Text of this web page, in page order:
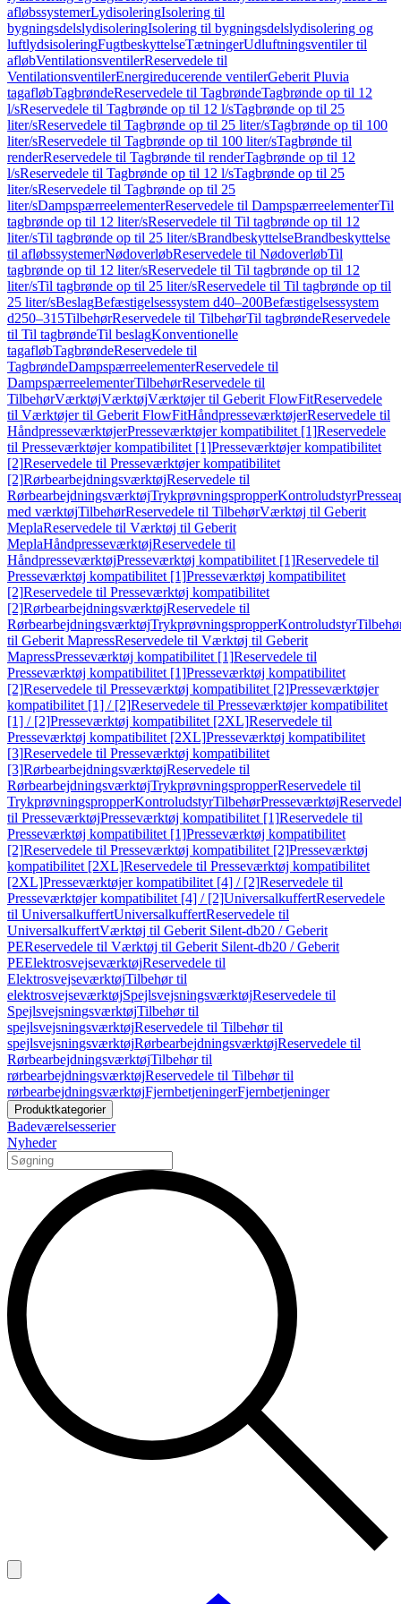
afløbssystemerLydisoleringIsolering til
bygningsdelslydisoleringIsolering til bygningsdelslydisolering og
luftlydsisoleringFugtbeskyttelseTætningerUdluftningsventiler til
afløbVentilationsventilerReservedele til
VentilationsventilerEnergireducerende ventilerGeberit Pluvia
tagafløbTagbrøndeReservedele til TagbrøndeTagbrønde op til 12
l/sReservedele til Tagbrønde op til 12 l/sTagbrønde op til 25
liter/sReservedele til Tagbrønde op til 25 liter/sTagbrønde op til 100
liter/sReservedele til Tagbrønde op til 100 liter/sTagbrønde til
renderReservedele til Tagbrønde til renderTagbrønde op til 12
l/sReservedele til Tagbrønde op til 12 l/sTagbrønde op til 25
liter/sReservedele til Tagbrønde op til 25
liter/sDampspærreelementerReservedele til DampspærreelementerTil
tagbrønde op til 12 liter/sReservedele til Til tagbrønde op til 12
liter/sTil tagbrønde op til 25 liter/sBrandbeskyttelseBrandbeskyttelse
til afløbssystemerNødoverløbReservedele til NødoverløbTil
tagbrønde op til 12 liter/sReservedele til Til tagbrønde op til 12
liter/sTil tagbrønde op til 25 liter/sReservedele til Til tagbrønde op til
25 liter/sBeslagBefæstigelsessystem d40–200Befæstigelsessystem
d250–315TilbehørReservedele til TilbehørTil tagbrøndeReservedele
til Til tagbrøndeTil beslagKonventionelle
tagafløbTagbrøndeReservedele til
TagbrøndeDampspærreelementerReservedele til
DampspærreelementerTilbehørReservedele til
TilbehørVærktøjVærktøjVærktøjer til Geberit FlowFitReservedele
til Værktøjer til Geberit FlowFitHåndpresseværktøjerReservedele til
HåndpresseværktøjerPresseværktøjer kompatibilitet [1]Reservedele
til Presseværktøjer kompatibilitet [1]Presseværktøjer kompatibilitet
[2]Reservedele til Presseværktøjer kompatibilitet
[2]RørbearbejdningsværktøjReservedele til
RørbearbejdningsværktøjTrykprøvningspropperKontroludstyr
med værktøjTilbehørReservedele til TilbehørVærktøj til Geberit
MeplaReservedele til Værktøj til Geberit
MeplaHåndpresseværktøjReservedele til
HåndpresseværktøjPresseværktøj kompatibilitet [1]Reservedele til
Presseværktøj kompatibilitet [1]Presseværktøj kompatibilitet
[2]Reservedele til Presseværktøj kompatibilitet
[2]RørbearbejdningsværktøjReservedele til
RørbearbejdningsværktøjTrykprøvningspropperKontroludstyr
til Geberit MapressReservedele til Værktøj til Geberit
MapressPresseværktøj kompatibilitet [1]Reservedele til
Presseværktøj kompatibilitet [1]Presseværktøj kompatibilitet
[2]Reservedele til Presseværktøj kompatibilitet [2]Presseværktøjer
kompatibilitet [1] / [2]Reservedele til Presseværktøjer kompatibilitet
[1] / [2]Presseværktøj kompatibilitet [2XL]Reservedele til
Presseværktøj kompatibilitet [2XL]Presseværktøj kompatibilitet
[3]Reservedele til Presseværktøj kompatibilitet
[3]RørbearbejdningsværktøjReservedele til
RørbearbejdningsværktøjTrykprøvningspropperReservedele til
TrykprøvningspropperKontroludstyrTilbehørPresseværktøj
til PresseværktøjPresseværktøj kompatibilitet [1]Reservedele til
Presseværktøj kompatibilitet [1]Presseværktøj kompatibilitet
[2]Reservedele til Presseværktøj kompatibilitet [2]Presseværktøj
kompatibilitet [2XL]Reservedele til Presseværktøj kompatibilitet
[2XL]Presseværktøjer kompatibilitet [4] / [2]Reservedele til
Presseværktøjer kompatibilitet [4] / [2]UniversalkuffertReservedele
til UniversalkuffertUniversalkuffertReservedele til
UniversalkuffertVærktøj til Geberit Silent-db20 / Geberit
PEReservedele til Værktøj til Geberit Silent-db20 / Geberit
PEElektrosvejseværktøjReservedele til
ElektrosvejseværktøjTilbehør til
elektrosvejseværktøjSpejlsvejsningsværktøjReservedele til
SpejlsvejsningsværktøjTilbehør til
spejlsvejsningsværktøjReservedele til Tilbehør til
spejlsvejsningsværktøjRørbearbejdningsværktøjReservedele til
RørbearbejdningsværktøjTilbehør til
rørbearbejdningsværktøjReservedele til Tilbehør til
rørbearbejdningsværktøjFjernbetjeningerFjernbetjeninger
Produktkategorier
Badeværelsesserier
Nyheder